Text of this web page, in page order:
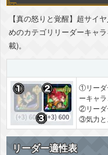
【真の怒りと覚醒】超サイ
めのカテゴリリーダーキャ
載)。
①リーダ
ーキャラ
②リーダ
③気力と
リーダー適性表